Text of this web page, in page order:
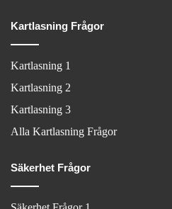
Kartlasning Frågor
Kartlasning 1
Kartlasning 2
Kartlasning 3
Alla Kartlasning Frågor
Säkerhet Frågor